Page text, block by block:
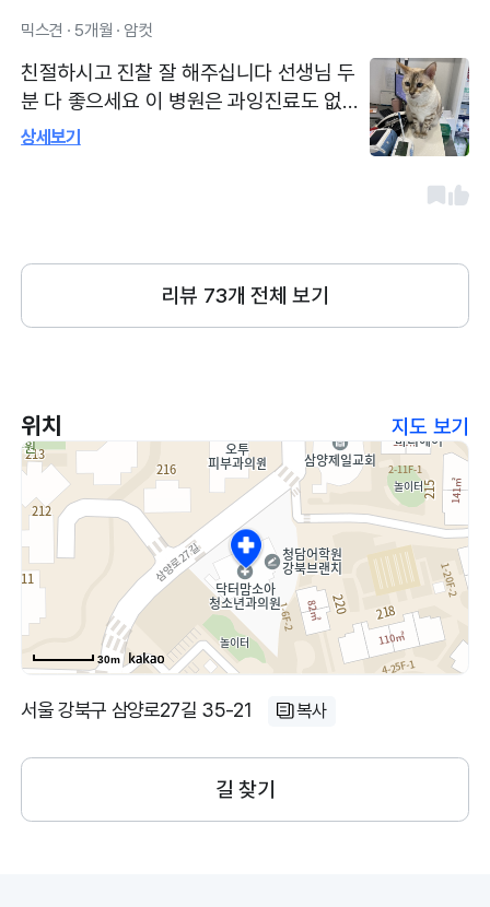
믹스견 · 5개월 · 암컷
친절하시고 진찰 잘 해주십니다 선생님 두
분 다 좋으세요 이 병원은 과잉진료도 없으
신것 같습니다
상세보기
리뷰 73개 전체 보기
위치 지도 보기
30m
서울 강북구 삼양로27길 35-21 복사
길 찾기